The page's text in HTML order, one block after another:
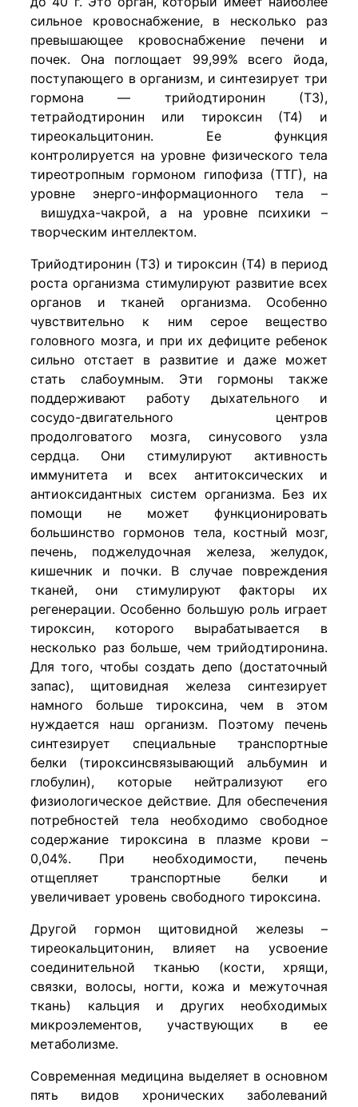
сильное кровоснабжение, в несколько раз
превышающее кровоснабжение печени и
почек. Она поглощает 99,99% всего йода,
поступающего в организм, и синтезирует три
гормона — трийодтиронин (Т3),
тетрайодтиронин или тироксин (Т4) и
тиреокальцитонин. Ее функция
контролируется на уровне физического тела
тиреотропным гормоном гипофиза (ТТГ), на
уровне энерго-информационного тела –
вишудха-чакрой, а на уровне психики –
творческим интеллектом.
Трийодтиронин (Т3) и тироксин (Т4) в период
роста организма стимулируют развитие всех
органов и тканей организма. Особенно
чувствительно к ним серое вещество
головного мозга, и при их дефиците ребенок
сильно отстает в развитие и даже может
стать слабоумным. Эти гормоны также
поддерживают работу дыхательного и
сосудо-двигательного центров
продолговатого мозга, синусового узла
сердца. Они стимулируют активность
иммунитета и всех антитоксических и
антиоксидантных систем организма. Без их
помощи не может функционировать
большинство гормонов тела, костный мозг,
печень, поджелудочная железа, желудок,
кишечник и почки. В случае повреждения
тканей, они стимулируют факторы их
регенерации. Особенно большую роль играет
тироксин, которого вырабатывается в
несколько раз больше, чем трийодтиронина.
Для того, чтобы создать депо (достаточный
запас), щитовидная железа синтезирует
намного больше тироксина, чем в этом
нуждается наш организм. Поэтому печень
синтезирует специальные транспортные
белки (тироксинсвязывающий альбумин и
глобулин), которые нейтрализуют его
физиологическое действие. Для обеспечения
потребностей тела необходимо свободное
содержание тироксина в плазме крови –
0,04%. При необходимости, печень
отщепляет транспортные белки и
увеличивает уровень свободного тироксина.
Другой гормон щитовидной железы –
тиреокальцитонин, влияет на усвоение
соединительной тканью (кости, хрящи,
связки, волосы, ногти, кожа и межуточная
ткань) кальция и других необходимых
микроэлементов, участвующих в ее
метаболизме.
Современная медицина выделяет в основном
пять видов хронических заболеваний